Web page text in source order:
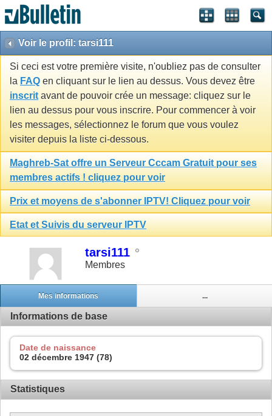
Voir le profil: tarsi111
Si ceci est votre première visite, n'oubliez pas de consulter
la FAQ en cliquant sur le lien au dessus. Vous devez être
inscrit avant de pouvoir crée un message: cliquez sur le
lien au dessus pour vous inscrire. Pour commencer à voir
les messages, sélectionnez le forum que vous voulez
visiter depuis la liste ci-dessous.
Maghreb-Sat offre un Serveur Cccam Gratuit pour ses
membres actifs ! cliquez pour voir
Prix et moyens de s'abonner IPTV! Cliquez pour voir
Etat et Suivis du serveur IPTV
tarsi111
Membres
Mes informations ...
Informations de base
Date de naissance
02 décembre 1947 (78)
Statistiques